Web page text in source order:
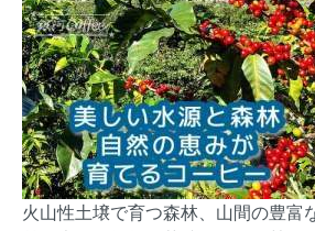
火山性土壌で育つ森林、山間の豊富